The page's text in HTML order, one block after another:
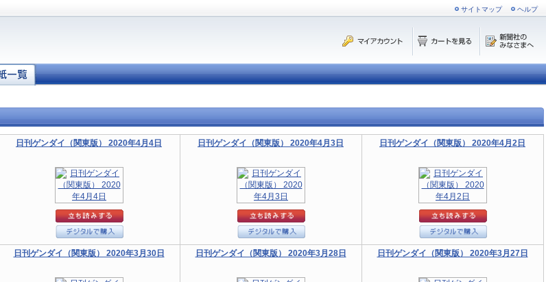
サイトマップ ヘルプ
日刊ゲンダイ（関東版） 2020年4月4日 日刊ゲンダイ（関東版） 2020年4月3日 日刊ゲンダイ（関東版） 2020年4月2日
日刊ゲンダイ（関東版） 2020年3月30日 日刊ゲンダイ（関東版） 2020年3月28日 日刊ゲンダイ（関東版） 2020年3月27日